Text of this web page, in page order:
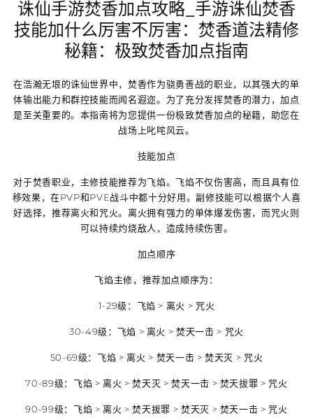
诛仙手游焚香加点攻略_手游诛仙焚香
技能加什么厉害不厉害：焚香道法精修
秘籍：极致焚香加点指南
在浩瀚无垠的诛仙世界中，焚香作为骁勇善战的职业，以其强大的单
体输出能力和群控技能而闻名遐迩。为了充分发挥焚香的潜力，加点
是至关重要的。本指南将为您提供一份极致焚香加点的秘籍，助您在
战场上叱咤风云。
技能加点
对于焚香职业，主修技能推荐为飞焰。飞焰不仅伤害高，而且具有位
移效果，在PVP和PVE战斗中都十分好用。副修技能可以根据个人喜
好选择，推荐离火和咒火。离火拥有强力的单体爆发伤害，而咒火则
可以持续灼烧敌人，造成持续伤害。
加点顺序
飞焰主修，推荐加点顺序为：
1-29级：飞焰 > 离火 > 咒火
30-49级：飞焰 > 离火 > 焚天一击 > 咒火
50-69级：飞焰 > 离火 > 焚天一击 > 焚天灭 > 咒火
70-89级：飞焰 > 离火 > 焚天灭 > 焚天一击 > 焚天拔罪 > 咒火
90-99级：飞焰 > 离火 > 焚天拔罪 > 焚天灭 > 焚天一击 > 咒火